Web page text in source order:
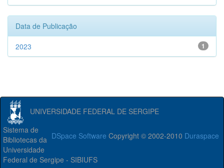
Data de Publicação
1
2023
UNIVERSIDADE FEDERAL DE SERGIPE
DSpace Software Copyright © 2002-2010 Duraspace
Sistema de
Bibliotecas da
Universidade
Federal de Sergipe - SIBIUFS